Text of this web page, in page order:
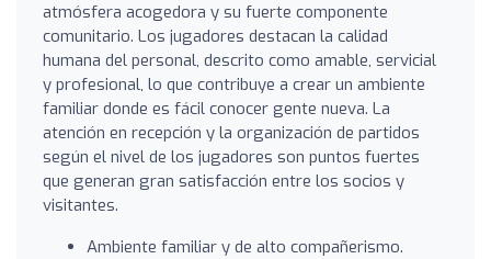
atmósfera acogedora y su fuerte componente
comunitario. Los jugadores destacan la calidad
humana del personal, descrito como amable, servicial
y profesional, lo que contribuye a crear un ambiente
familiar donde es fácil conocer gente nueva. La
atención en recepción y la organización de partidos
según el nivel de los jugadores son puntos fuertes
que generan gran satisfacción entre los socios y
visitantes.
Ambiente familiar y de alto compañerismo.